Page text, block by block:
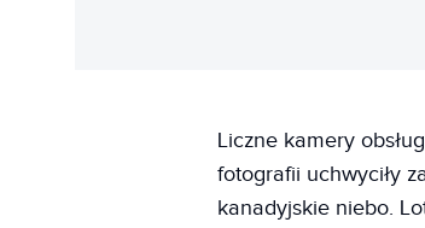
Liczne kamery
fotografii uchwyciły
kanadyjskie niebo.